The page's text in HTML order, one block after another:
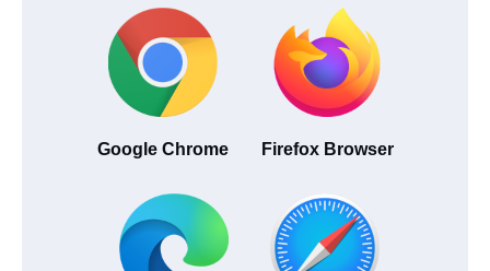
Google Chrome Firefox Browser